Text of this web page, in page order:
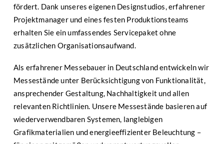
fördert. Dank unseres eigenen Designstudios, erfahrener
Projektmanager und eines festen Produktionsteams
erhalten Sie ein umfassendes Servicepaket ohne
zusätzlichen Organisationsaufwand.
Als erfahrener Messebauer in Deutschland entwickeln wir
Messestände unter Berücksichtigung von Funktionalität,
ansprechender Gestaltung, Nachhaltigkeit und allen
relevanten Richtlinien. Unsere Messestände basieren auf
wiederverwendbaren Systemen, langlebigen
Grafikmaterialien und energieeffizienter Beleuchtung –